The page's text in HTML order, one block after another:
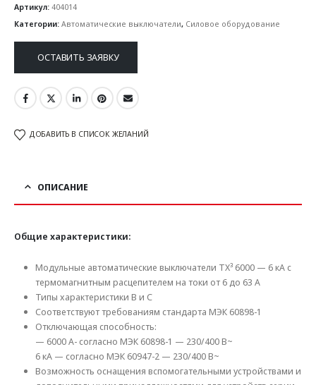
Артикул: 404014
Категории: Автоматические выключатели, Силовое оборудование
ОСТАВИТЬ ЗАЯВКУ
ДОБАВИТЬ В СПИСОК ЖЕЛАНИЙ
ОПИСАНИЕ
Общие характеристики:
Модульные автоматические выключатели TX³ 6000 — 6 кА с
термомагнитным расцепителем на токи от 6 до 63 А
Типы характеристики В и C
Соответствуют требованиям стандарта МЭК 60898-1
Отключающая способность:
— 6000 А- согласно МЭК 60898-1 — 230/400 В~
6 кА — согласно МЭК 60947-2 — 230/400 В~
Возможность оснащения вспомогательными устройствами и